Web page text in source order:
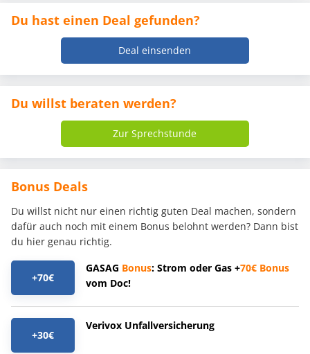
Du hast einen Deal gefunden?
Deal einsenden
Du willst beraten werden?
Zur Sprechstunde
Bonus Deals
Du willst nicht nur einen richtig guten Deal machen, sondern
dafür auch noch mit einem Bonus belohnt werden? Dann bist
du hier genau richtig.
+70€
GASAG Bonus: Strom oder Gas +70€ Bonus
vom Doc!
+30€
Verivox Unfallversicherung